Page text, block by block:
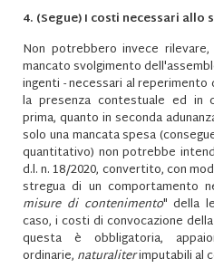
4. (Segue) I costi necessari
Non potrebbero invece
mancato svolgimento
ingenti - necessari al
la presenza contestuale ed in
prima, quanto in seconda
solo una mancata spesa
quantitativo) non potrebbe
d.l. n. 18/2020, convertito, con
stregua di un comportamento
misure di contenimento" della
caso, i costi di convocazione
questa è obbligatoria,
ordinarie, naturaliterimputabili al